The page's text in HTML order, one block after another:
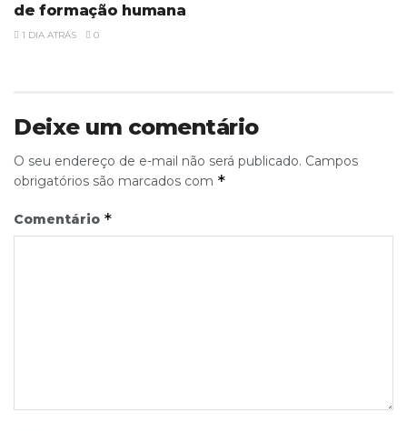
de formação humana
1 DIA ATRÁS 0
Deixe um comentário
O seu endereço de e-mail não será publicado. Campos
obrigatórios são marcados com *
Comentário *